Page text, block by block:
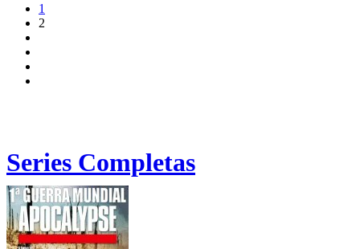
1
2
Series Completas